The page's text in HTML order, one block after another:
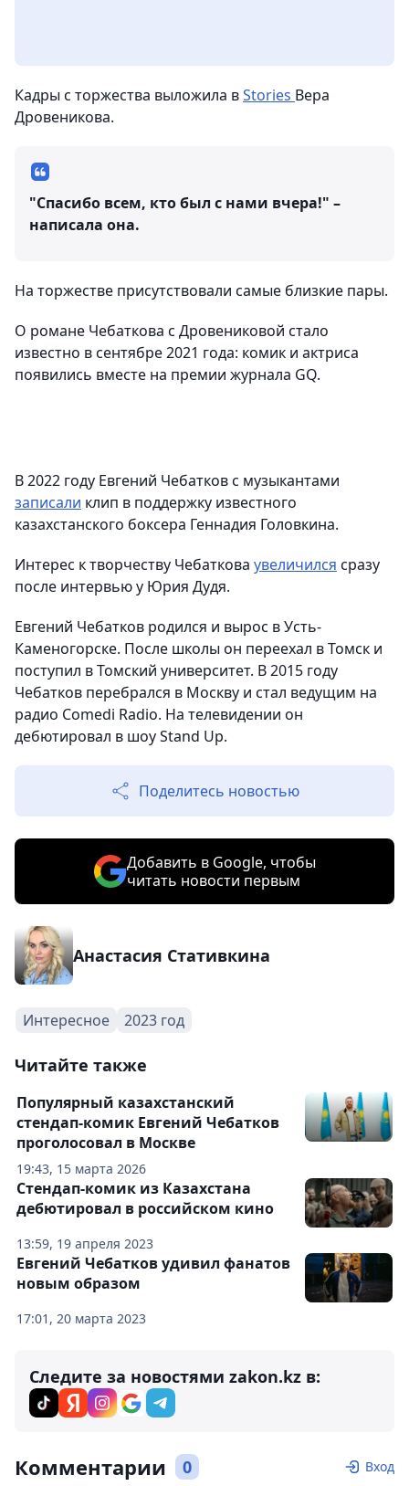
Кадры с торжества выложила вStories Вера
Дровеникова.
"Спасибо всем, кто был с нами вчера!" –
написала она.
На торжестве присутствовали самые близкие пары.
О романе Чебаткова с Дровениковой стало
известно в сентябре 2021 года: комик и актриса
появились вместе на премии журнала GQ.
В 2022 году Евгений Чебатков с музыкантами
записали клип в поддержку известного
казахстанского боксера Геннадия Головкина.
Интерес к творчеству Чебаткова увеличился сразу
после интервью у Юрия Дудя.
Евгений Чебатков родился и вырос в Усть-
Каменогорске. После школы он переехал в Томск и
поступил в Томский университет. В 2015 году
Чебатков перебрался в Москву и стал ведущим на
радио Comedi Radio. На телевидении он
дебютировал в шоу Stand Up.
Поделитесь новостью
Добавить в Google, чтобы
читать новости первым
Анастасия Стативкина
Интересное 2023 год
Читайте также
19:43, 15 марта 2026
Популярный казахстанский
стендап-комик Евгений Чебатков
проголосовал в Москве
13:59, 19 апреля 2023
Стендап-комик из Казахстана
дебютировал в российском кино
17:01, 20 марта 2023
Евгений Чебатков удивил фанатов
новым образом
Следите за новостями zakon.kz в:
Комментарии 0 Вход